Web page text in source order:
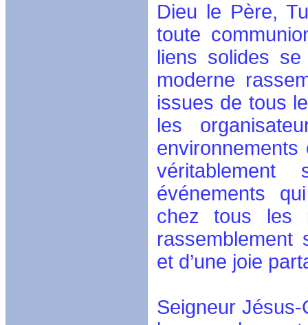
Dieu le Père,
toute
liens solides
moderne
issues de tous
les
environnements
véritablement
événements
chez tous les
rassemblement
et d’une joie
Seigneur